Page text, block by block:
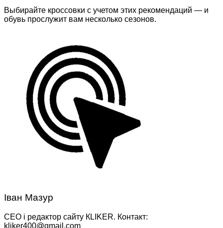
Выбирайте кроссовки с учетом этих рекомендаций — и
обувь прослужит вам несколько сезонов.
Іван Мазур
CEO і редактор сайту КLIKER. Контакт:
kliker400@gmail.com